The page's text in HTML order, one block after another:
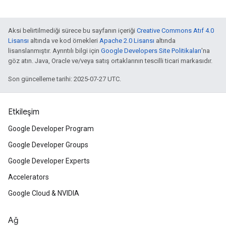
Aksi belirtilmediği sürece bu sayfanın içeriği Creative Commons Atıf 4.0
Lisansı altında ve kod örnekleri Apache 2.0 Lisansı altında
lisanslanmıştır. Ayrıntılı bilgi için Google Developers Site Politikaları'na
göz atın. Java, Oracle ve/veya satış ortaklarının tescilli ticari markasıdır.
Son güncelleme tarihi: 2025-07-27 UTC.
Etkileşim
Google Developer Program
Google Developer Groups
Google Developer Experts
Accelerators
Google Cloud & NVIDIA
Ağ